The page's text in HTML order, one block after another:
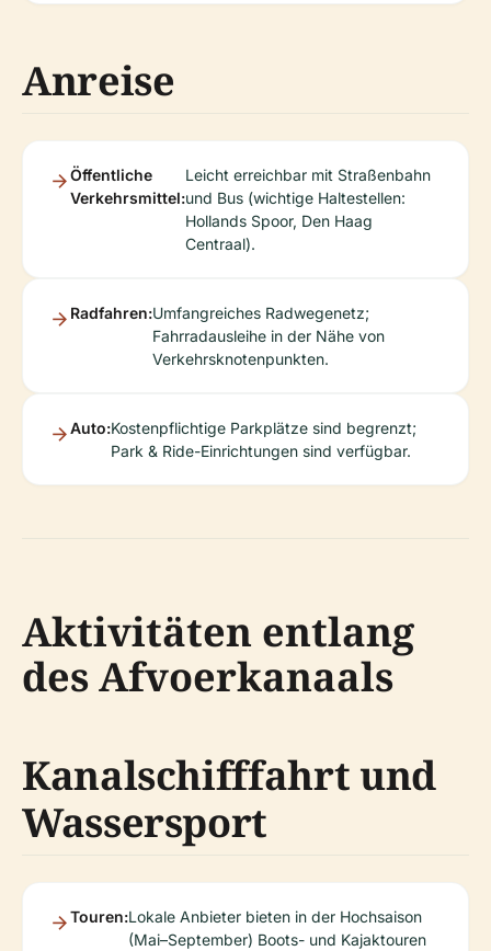
Anreise
Öffentliche
Verkehrsmittel:
Leicht erreichbar mit Straßenbahn
und Bus (wichtige Haltestellen:
Hollands Spoor, Den Haag
Centraal).
Radfahren:Umfangreiches Radwegenetz;
Fahrradausleihe in der Nähe von
Verkehrsknotenpunkten.
Auto:Kostenpflichtige Parkplätze sind begrenzt;
Park & Ride-Einrichtungen sind verfügbar.
Aktivitäten entlang
des Afvoerkanaals
Kanalschifffahrt und
Wassersport
Touren:Lokale Anbieter bieten in der Hochsaison
(Mai–September) Boots- und Kajaktouren